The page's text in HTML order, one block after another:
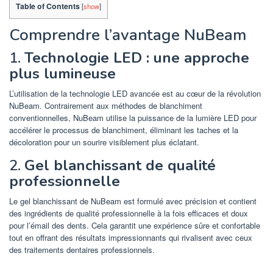
Table of Contents[show]
Comprendre l’avantage NuBeam
1. Technologie LED : une approche
plus lumineuse
L’utilisation de la technologie LED avancée est au cœur de la révolution
NuBeam. Contrairement aux méthodes de blanchiment
conventionnelles, NuBeam utilise la puissance de la lumière LED pour
accélérer le processus de blanchiment, éliminant les taches et la
décoloration pour un sourire visiblement plus éclatant.
2. Gel blanchissant de qualité
professionnelle
Le gel blanchissant de NuBeam est formulé avec précision et contient
des ingrédients de qualité professionnelle à la fois efficaces et doux
pour l’émail des dents. Cela garantit une expérience sûre et confortable
tout en offrant des résultats impressionnants qui rivalisent avec ceux
des traitements dentaires professionnels.